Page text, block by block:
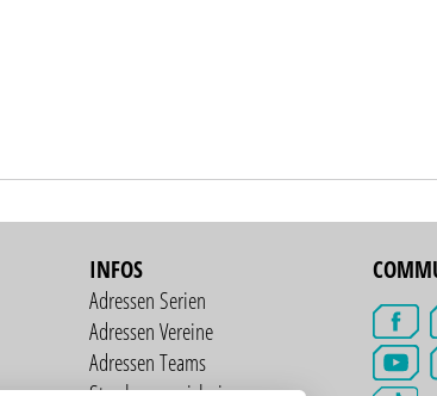
INFOS
Adressen Serien
Adressen Vereine
Adressen Teams